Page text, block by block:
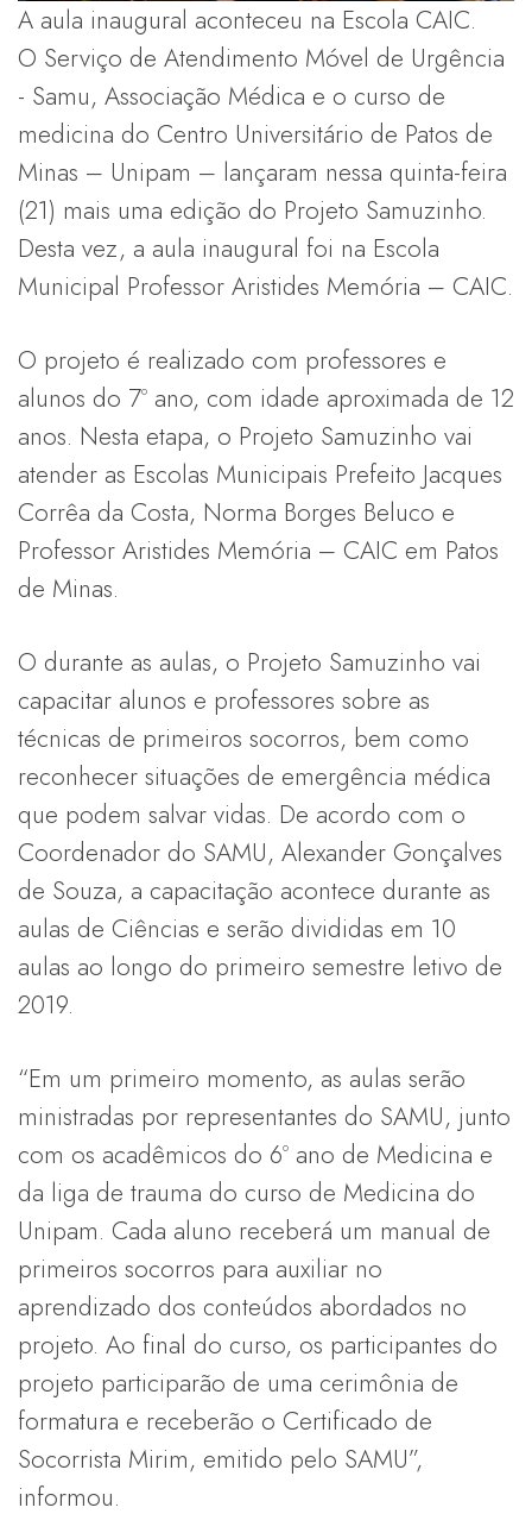
A aula inaugural aconteceu na Escola CAIC.
O Serviço de Atendimento Móvel de Urgência
- Samu, Associação Médica e o curso de
medicina do Centro Universitário de Patos de
Minas – Unipam – lançaram nessa quinta-feira
(21) mais uma edição do Projeto Samuzinho.
Desta vez, a aula inaugural foi na Escola
Municipal Professor Aristides Memória – CAIC.
O projeto é realizado com professores e
alunos do 7º ano, com idade aproximada de 12
anos. Nesta etapa, o Projeto Samuzinho vai
atender as Escolas Municipais Prefeito Jacques
Corrêa da Costa, Norma Borges Beluco e
Professor Aristides Memória – CAIC em Patos
de Minas.
O durante as aulas, o Projeto Samuzinho vai
capacitar alunos e professores sobre as
técnicas de primeiros socorros, bem como
reconhecer situações de emergência médica
que podem salvar vidas. De acordo com o
Coordenador do SAMU, Alexander Gonçalves
de Souza, a capacitação acontece durante as
aulas de Ciências e serão divididas em 10
aulas ao longo do primeiro semestre letivo de
2019.
“Em um primeiro momento, as aulas serão
ministradas por representantes do SAMU, junto
com os acadêmicos do 6º ano de Medicina e
da liga de trauma do curso de Medicina do
Unipam. Cada aluno receberá um manual de
primeiros socorros para auxiliar no
aprendizado dos conteúdos abordados no
projeto. Ao final do curso, os participantes do
projeto participarão de uma cerimônia de
formatura e receberão o Certificado de
Socorrista Mirim, emitido pelo SAMU”,
informou.